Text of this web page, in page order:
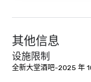
其他信息
设施限制
全新大堂酒吧-2025 年